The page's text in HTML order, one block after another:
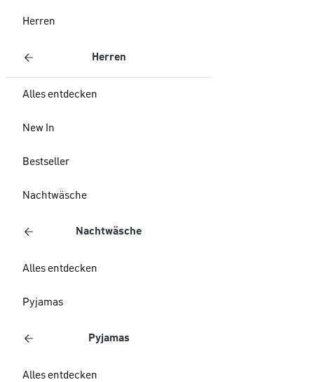
Herren
Herren
Alles entdecken
New In
Bestseller
Nachtwäsche
Nachtwäsche
Alles entdecken
Pyjamas
Pyjamas
Alles entdecken